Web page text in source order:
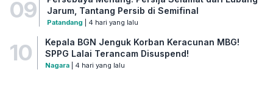
09
Jarum, Tantang Persib di Semifinal
Patandang | 4 hari yang lalu
10
Kepala BGN Jenguk Korban Keracunan MBG!
SPPG Lalai Terancam Disuspend!
Nagara| 4 hari yang lalu